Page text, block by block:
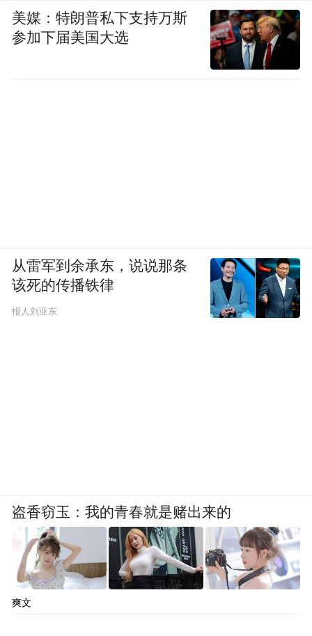
美媒：特朗普私下支持万斯
参加下届美国大选
从雷军到余承东，说说那条
该死的传播铁律
报人刘亚东
盗香窃玉：我的青春就是赌出来的
爽文